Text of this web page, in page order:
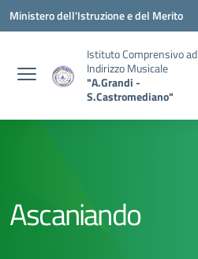
Vai ai contenuti
Vai al menu di navigazione
Vai al footer
Ministero dell'Istruzione e del Merito
Istituto Comprensivo ad
Indirizzo Musicale
"A.Grandi -
S.Castromediano"
Ascaniando